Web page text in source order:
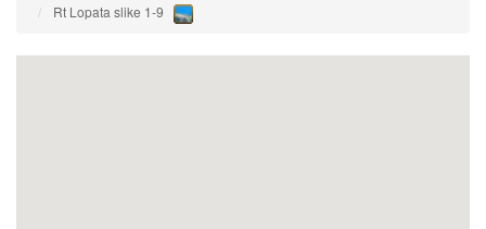
Rt Lopata slike 1-9